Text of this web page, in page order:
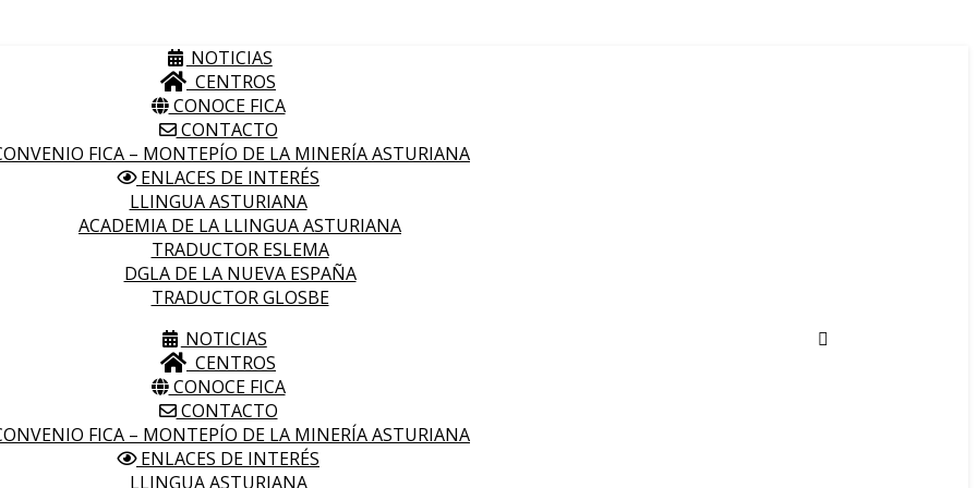
NOTICIAS
CENTROS
CONOCE FICA
CONTACTO
FICA – MONTEPÍO DE LA MINERÍA ASTURIANA
ENLACES DE INTERÉS
LLINGUA ASTURIANA
ACADEMIA DE LA LLINGUA ASTURIANA
TRADUCTOR ESLEMA
DGLA DE LA NUEVA ESPAÑA
TRADUCTOR GLOSBE
NOTICIAS
CENTROS
CONOCE FICA
CONTACTO
FICA – MONTEPÍO DE LA MINERÍA ASTURIANA
ENLACES DE INTERÉS
LLINGUA ASTURIANA